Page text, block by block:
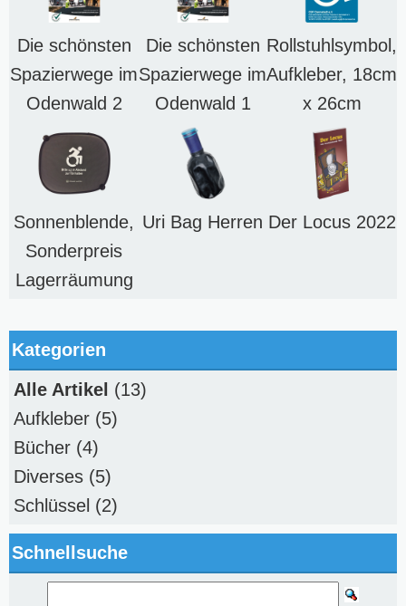
Die schönsten
Spazierwege im
Odenwald 2
Die schönsten
Spazierwege im
Odenwald 1
Rollstuhlsymbol,
Aufkleber, 18cm
x 26cm
Sonnenblende,
Sonderpreis
Lagerräumung
Uri Bag Herren Der Locus 2022
Kategorien
Alle Artikel (13)
Aufkleber (5)
Bücher (4)
Diverses (5)
Schlüssel (2)
Schnellsuche